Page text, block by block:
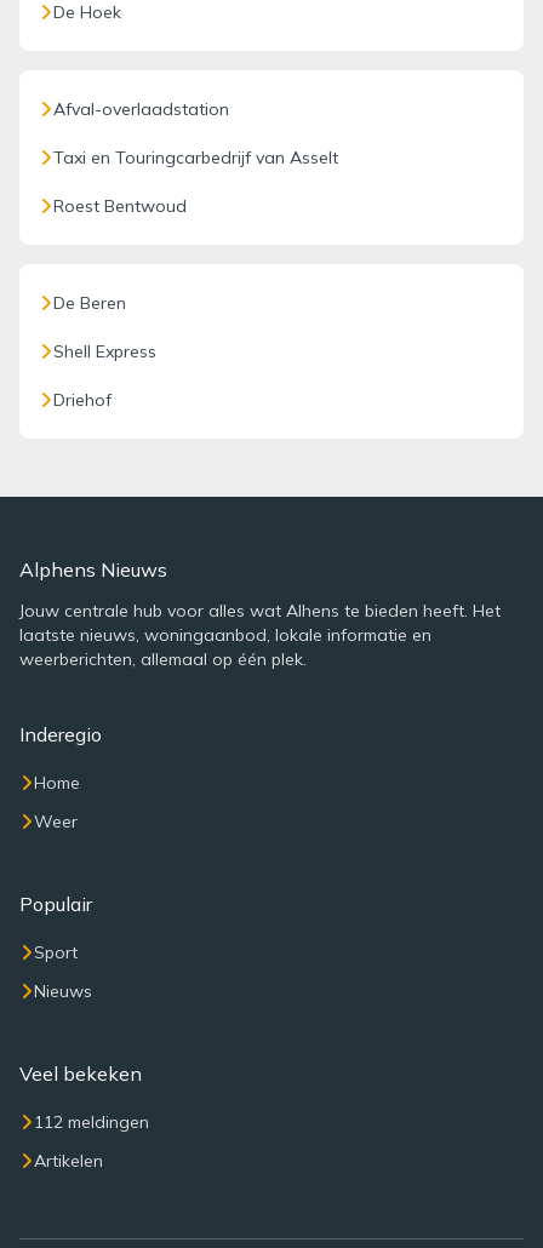
De Hoek
Afval-overlaadstation
Taxi en Touringcarbedrijf van Asselt
Roest Bentwoud
De Beren
Shell Express
Driehof
Alphens Nieuws
Jouw centrale hub voor alles wat Alhens te bieden heeft. Het
laatste nieuws, woningaanbod, lokale informatie en
weerberichten, allemaal op één plek.
Inderegio
Home
Weer
Populair
Sport
Nieuws
Veel bekeken
112 meldingen
Artikelen